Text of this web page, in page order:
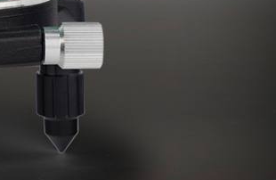
会員登録
ザー・切断機等
ウンロード